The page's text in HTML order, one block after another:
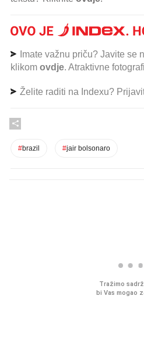
Imate važnu priču? Javite se
klikom ovdje. Atraktivne
Želite raditi na Indexu?
#brazil #jair bolsonaro